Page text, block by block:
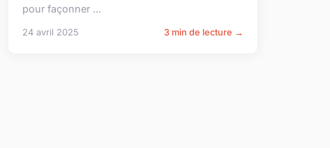
pour façonner ...
24 avril 2025 3 min de lecture →